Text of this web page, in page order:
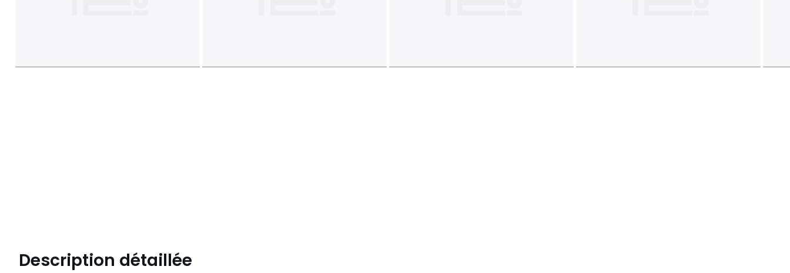
Description détaillée